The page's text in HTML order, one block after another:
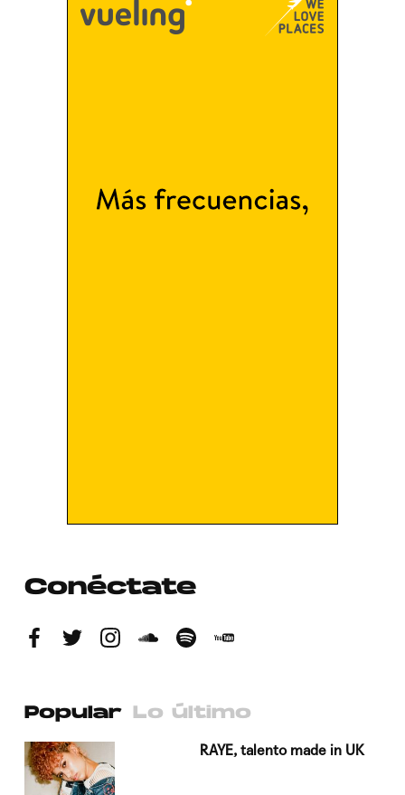
Conéctate
Popular Lo último
RAYE, talento made in UK